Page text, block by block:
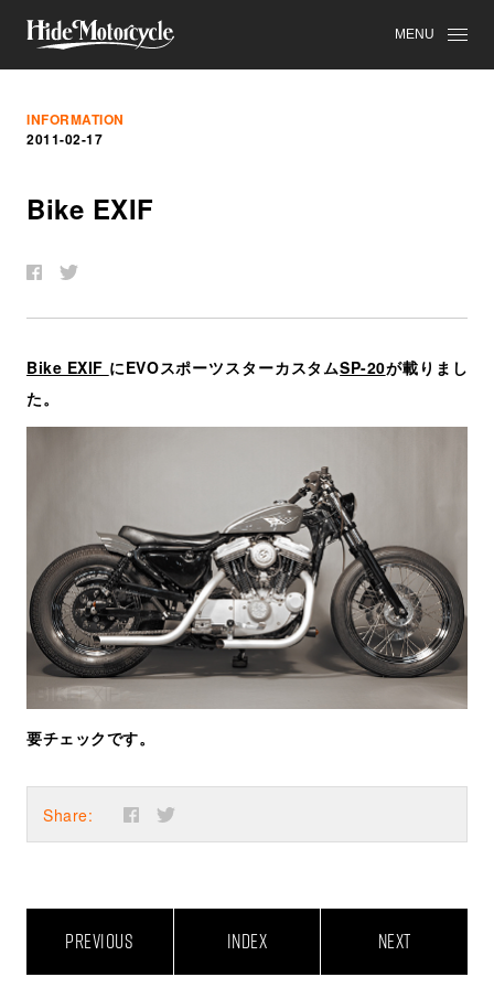
MENU
INFORMATION
2011-02-17
Bike EXIF
Bike EXIF にEVOスポーツスターカスタムSP-20が載りまし
た。
要チェックです。
Share:
PREVIOUS INDEX NEXT